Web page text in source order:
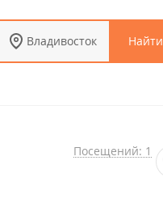
Владивосток Найти
Посещений: 1